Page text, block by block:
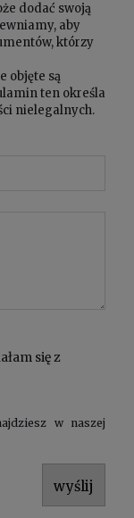
dodać swoją
aby
którzy
objęte są
ten określa
nielegalnych.
się z
w naszej
wyślij